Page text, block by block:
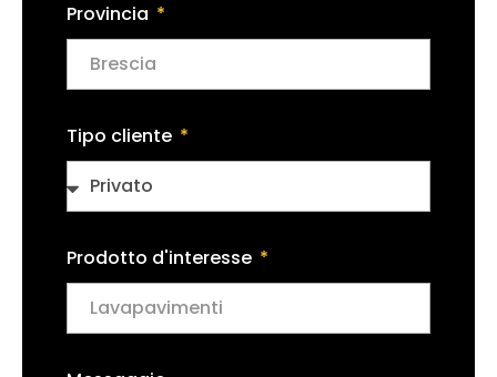
Provincia
Tipo cliente
Prodotto d'interesse